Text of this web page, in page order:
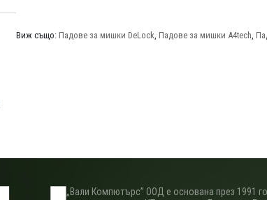
Виж също: Падове за мишки DeLock, Падове за мишки A4tech,
„Вали Компютърс” ООД е основана през 1991